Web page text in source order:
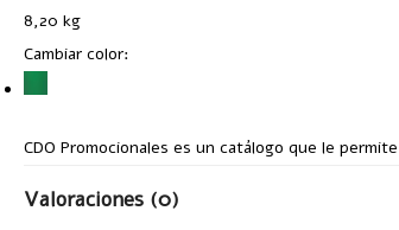
8,20 kg
Cambiar color:
CDO Promocionales es un catálogo que le
Valoraciones (0)